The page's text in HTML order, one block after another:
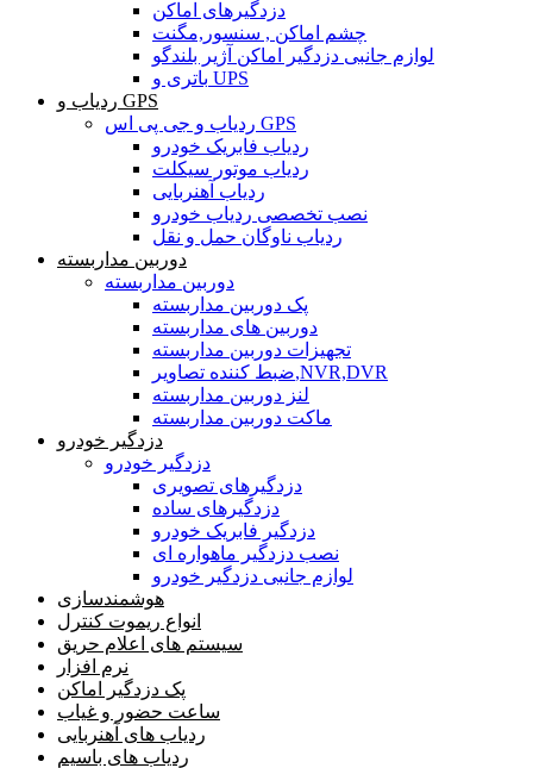
دزدگیرهای اماکن
چشم اماکن , سنسور,مگنت
لوازم جانبی دزدگیر اماکن آژیر بلندگو
باتری و UPS
ردیاب و GPS
ردیاب و جی پی اس GPS
ردیاب فابریک خودرو
ردیاب موتور سیکلت
ردیاب آهنربایی
نصب تخصصی ردیاب خودرو
ردیاب ناوگان حمل و نقل
دوربین مداربسته
دوربین مداربسته
پک دوربین مداربسته
دوربین های مداربسته
تجهیزات دوربین مداربسته
ضبط کننده تصاویر,NVR,DVR
لنز دوربین مداربسته
ماکت دوربین مداربسته
دزدگیر خودرو
دزدگیر خودرو
دزدگیرهای تصویری
دزدگیرهای ساده
دزدگیر فابریک خودرو
نصب دزدگیر ماهواره ای
لوازم جانبی دزدگیر خودرو
هوشمندسازی
انواع ریموت کنترل
سیستم های اعلام حریق
نرم افزار
پک دزدگیر اماکن
ساعت حضور و غیاب
ردیاب های آهنربایی
ردیاب های باسیم